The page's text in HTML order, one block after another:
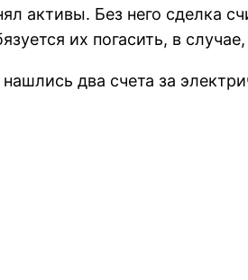
активы. Без него сделка
их погасить, в
два счета за